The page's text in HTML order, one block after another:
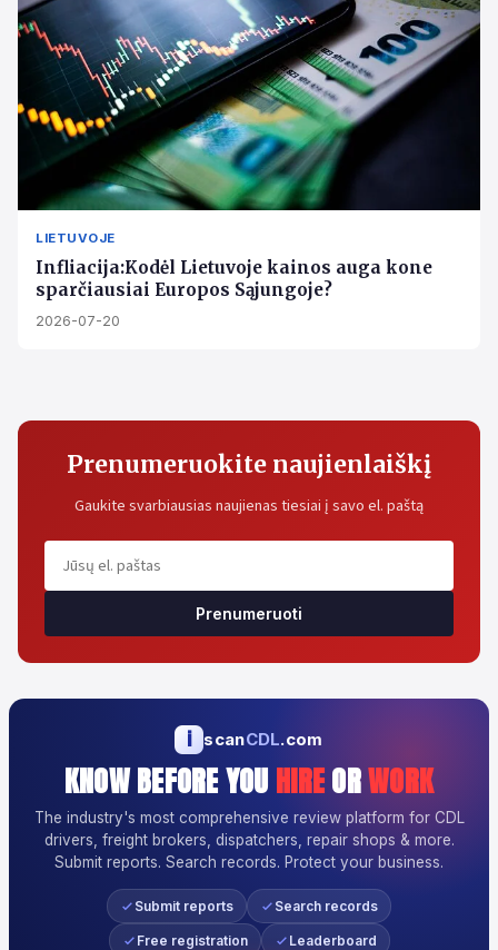
LIETUVOJE
Infliacija:Kodėl Lietuvoje kainos auga kone
sparčiausiai Europos Sąjungoje?
2026-07-20
Prenumeruokite naujienlaiškį
Gaukite svarbiausias naujienas tiesiai į savo el. paštą
Prenumeruoti
i scanCDL.com
KNOW BEFORE YOU HIREORWORK
The industry's most comprehensive review platform for CDL
drivers, freight brokers, dispatchers, repair shops & more.
Submit reports. Search records. Protect your business.
Submit reports Search records
Free registration Leaderboard